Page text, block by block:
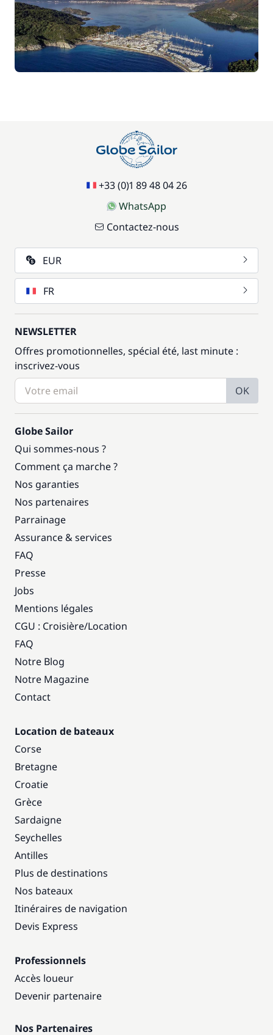
+33 (0)1 89 48 04 26
WhatsApp
Contactez-nous
EUR
FR
NEWSLETTER
Offres promotionnelles, spécial été, last minute :
inscrivez-vous
OK
Globe Sailor
Qui sommes-nous ?
Comment ça marche ?
Nos garanties
Nos partenaires
Parrainage
Assurance & services
FAQ
Presse
Jobs
Mentions légales
CGU : Croisière/Location
FAQ
Notre Blog
Notre Magazine
Contact
Location de bateaux
Corse
Bretagne
Croatie
Grèce
Sardaigne
Seychelles
Antilles
Plus de destinations
Nos bateaux
Itinéraires de navigation
Devis Express
Professionnels
Accès loueur
Devenir partenaire
Nos Partenaires